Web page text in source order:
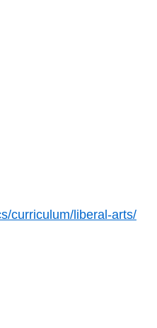
curriculum/liberal-arts/